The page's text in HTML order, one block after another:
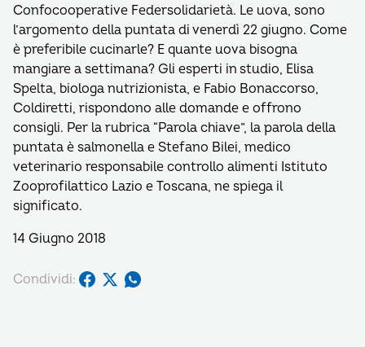
Confocooperative Federsolidarietà. Le uova, sono
l’argomento della puntata di venerdì 22 giugno. Come
è preferibile cucinarle? E quante uova bisogna
mangiare a settimana? Gli esperti in studio, Elisa
Spelta, biologa nutrizionista, e Fabio Bonaccorso,
Coldiretti, rispondono alle domande e offrono
consigli. Per la rubrica “Parola chiave”, la parola della
puntata è salmonella e Stefano Bilei, medico
veterinario responsabile controllo alimenti Istituto
Zooprofilattico Lazio e Toscana, ne spiega il
significato.
14 Giugno 2018
Condividi: